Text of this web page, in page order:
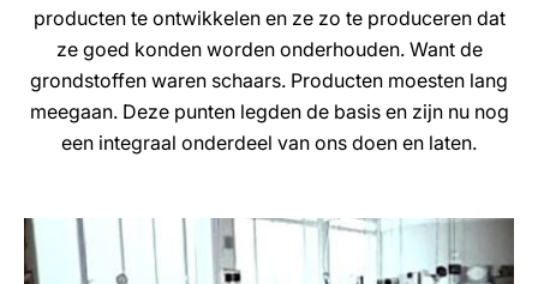
producten te ontwikkelen en ze zo te produceren dat
ze goed konden worden onderhouden. Want de
grondstoffen waren schaars. Producten moesten lang
meegaan. Deze punten legden de basis en zijn nu nog
een integraal onderdeel van ons doen en laten.